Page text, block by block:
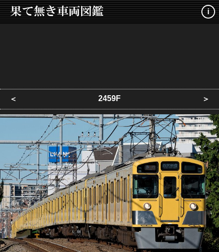
i
＜ 2459F ＞